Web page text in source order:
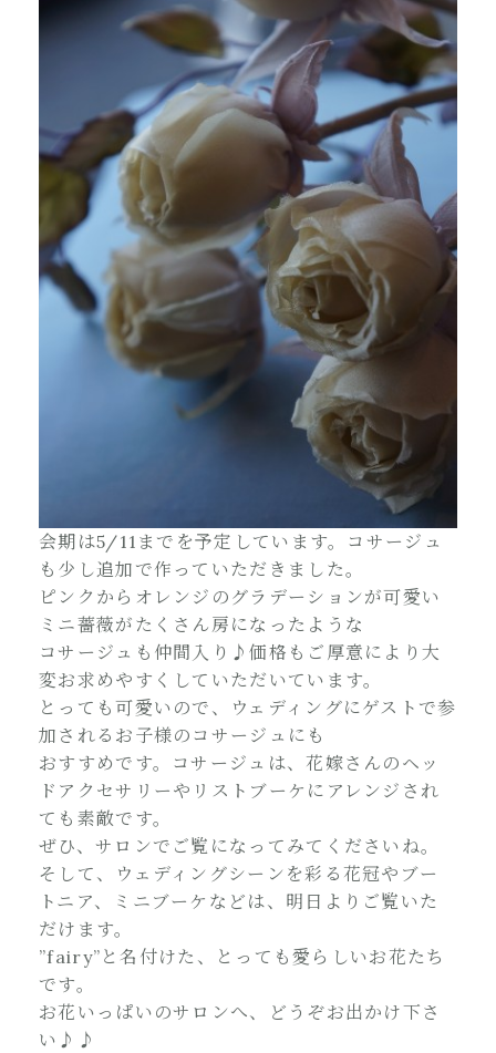
会期は5/11までを予定しています。コサージュ
も少し追加で作っていただきました。
ピンクからオレンジのグラデーションが可愛い
ミニ薔薇がたくさん房になったような
コサージュも仲間入り♪価格もご厚意により大
変お求めやすくしていただいています。
とっても可愛いので、ウェディングにゲストで参
加されるお子様のコサージュにも
おすすめです。コサージュは、花嫁さんのヘッ
ドアクセサリーやリストブーケにアレンジされ
ても素敵です。
ぜひ、サロンでご覧になってみてくださいね。
そして、ウェディングシーンを彩る花冠やブー
トニア、ミニブーケなどは、明日よりご覧いた
だけます。
”fairy”と名付けた、とっても愛らしいお花たち
です。
お花いっぱいのサロンへ、どうぞお出かけ下さ
い♪♪